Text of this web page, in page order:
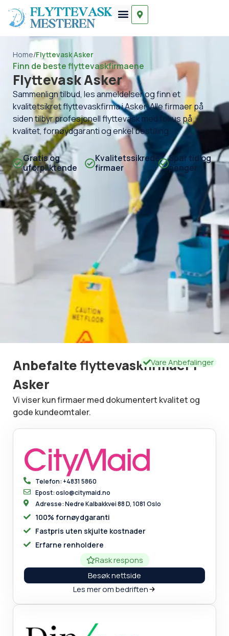
Home/Flyttevask Asker
Finn de beste flyttevaskfirmaene
Flyttevask Asker
Sammenlign tilbud, les anmeldelser og finn et
kvalitetsikret flyttevaskfirma i Asker. Alle firmaer på
siden tilbyr profesjonell flyttevask med fokus på
kvalitet, fornøydgaranti og enkel bestilling.
Gratis og
uforpliktende
Kvalitetssikrede
firmaer
Spar tid og
penger
Anbefalte flyttevaskfirmaer i
Asker
Vare Anbefalinger
Vi viser kun firmaer med dokumentert kvalitet og
gode kundeomtaler.
Telefon: +4831 5860
Epost: oslo@citymaid.no
Adresse: Nedre Kalbakkvei 88 D, 1081 Oslo
100% fornøydgaranti
Fastpris uten skjulte kostnader
Erfarne renholdere
Rask respons
Besøk nettside
Les mer om bedriften